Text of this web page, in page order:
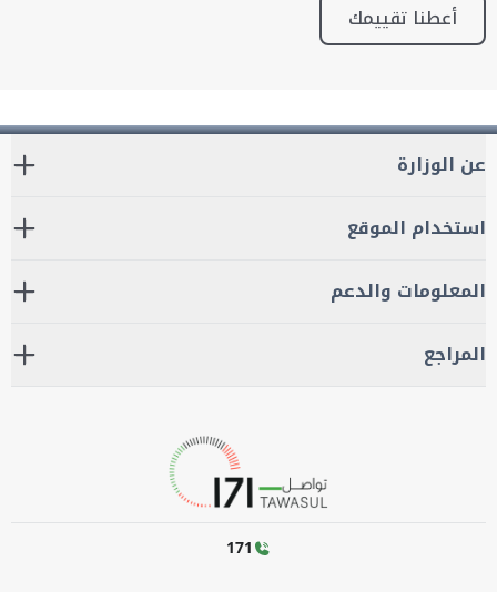
أعطنا تقييمك
عن الوزارة
استخدام الموقع
المعلومات والدعم
المراجع
171